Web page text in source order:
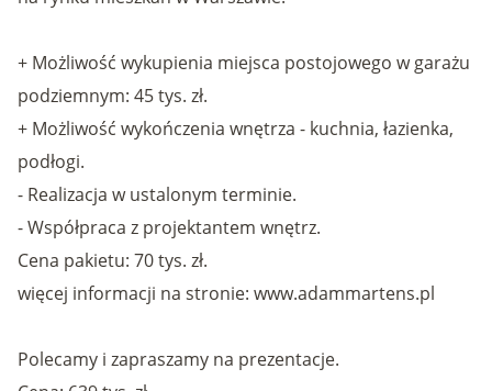
+ Możliwość wykupienia miejsca postojowego w garażu
podziemnym: 45 tys. zł.
+ Możliwość wykończenia wnętrza - kuchnia, łazienka,
podłogi.
- Realizacja w ustalonym terminie.
- Współpraca z projektantem wnętrz.
Cena pakietu: 70 tys. zł.
więcej informacji na stronie: www.adammartens.pl
Polecamy i zapraszamy na prezentacje.